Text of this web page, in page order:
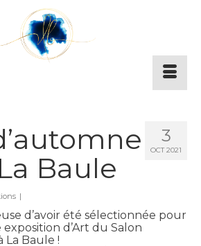
3
OCT 2021
Baule
|
d’avoir été sélectionnée pour
d’Art du Salon
La Baule !